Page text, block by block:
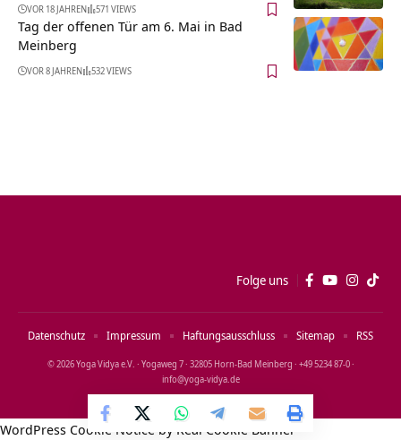
VOR 18 JAHREN 571 VIEWS
Tag der offenen Tür am 6. Mai in Bad
Meinberg
VOR 8 JAHREN 532 VIEWS
Folge uns
© 2026 Yoga Vidya e.V. · Yogaweg 7 · 32805 Horn‑Bad Meinberg · +49 5234 87‑0 ·
info@yoga‑vidya.de
Datenschutz Impressum Haftungsausschluss Sitemap RSS
WordPress Cookie Notice by Real Cookie Banner